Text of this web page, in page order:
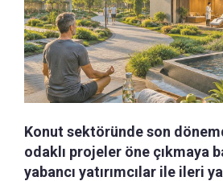
Konut sektöründe son
odaklı projeler öne çıkmaya
yabancı yatırımcılar ile ileri